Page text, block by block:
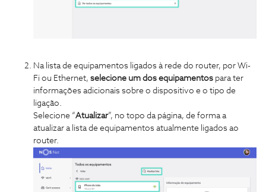
Na lista de equipamentos ligados à rede do router, por Wi-
Fi ou Ethernet, selecione um dos equipamentos para ter
informações adicionais sobre o dispositivo e o tipo de
ligação.
Selecione “Atualizar”, no topo da página, de forma a
atualizar a lista de equipamentos atualmente ligados ao
router.